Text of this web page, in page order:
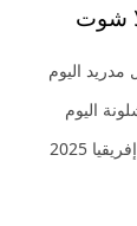
شوت
مدريد اليوم
اليوم
2025